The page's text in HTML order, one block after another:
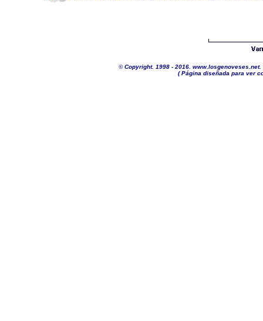
©Copyright. 1998 - 2016.
( Página diseñada para ver